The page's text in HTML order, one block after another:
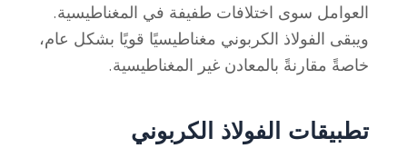
العوامل سوى اختلافات طفيفة في المغناطيسية.
ويبقى الفولاذ الكربوني مغناطيسيًا قويًا بشكل عام،
خاصةً مقارنةً بالمعادن غير المغناطيسية.
تطبيقات الفولاذ الكربوني